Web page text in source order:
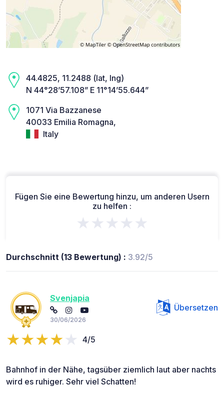
44.4825, 11.2488 (lat, lng)
N 44°28’57.108” E 11°14’55.644”
1071 Via Bazzanese
40033 Emilia Romagna,
Italy
Fügen Sie eine Bewertung hinzu, um anderen Usern
zu helfen :
★★★★★
Durchschnitt (13 Bewertung) : 3.92/5
Svenjapia
30/06/2026
Übersetzen
4/5
Bahnhof in der Nähe, tagsüber ziemlich laut aber nachts
wird es ruhiger. Sehr viel Schatten!